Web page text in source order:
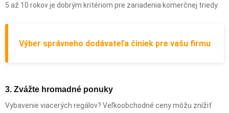
5 až 10 rokov je dobrým kritériom pre zariadenia komerčnej triedy.
Výber správneho dodávateľa činiek pre vašu firmu
3. Zvážte hromadné ponuky
Vybavenie viacerých regálov? Veľkoobchodné ceny môžu znížiť